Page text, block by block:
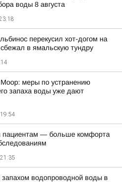
воды 8 августа
перекусил хот-догом на
в ямальскую тундру
меры по устранению
запаха воды уже дают
пациентам — больше комфорта
запахом водопроводной воды в